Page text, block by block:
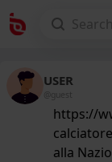
USER
@guest
https://
alla